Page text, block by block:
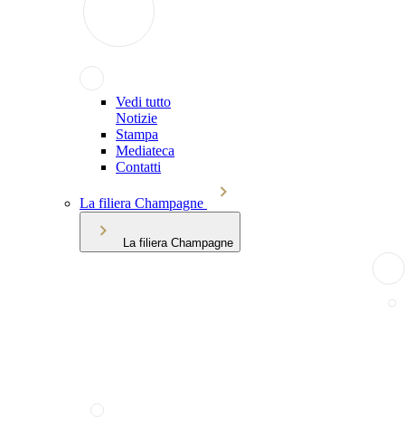
Vedi tutto
Notizie
Stampa
Mediateca
Contatti
La filiera Champagne
La filiera Champagne